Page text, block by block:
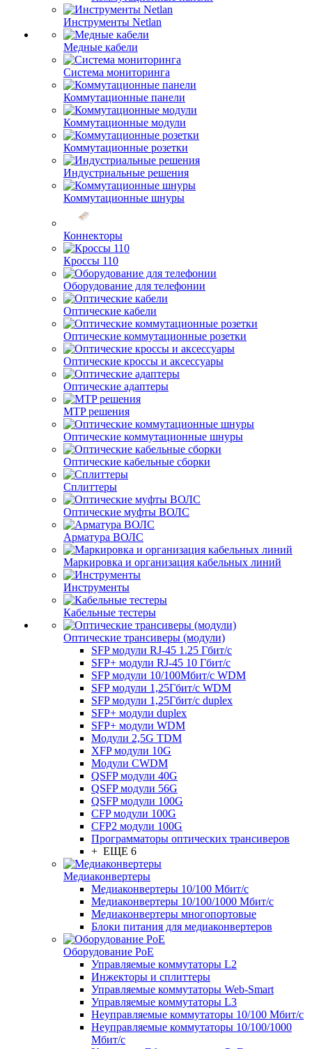
Инструменты Netlan
Медные кабели
Система мониторинга
Коммутационные панели
Коммутационные модули
Коммутационные розетки
Индустриальные решения
Коммутационные шнуры
Коннекторы
Кроссы 110
Оборудование для телефонии
Оптические кабели
Оптические коммутационные розетки
Оптические кроссы и аксессуары
Оптические адаптеры
MTP решения
Оптические коммутационные шнуры
Оптические кабельные сборки
Сплиттеры
Оптические муфты ВОЛС
Арматура ВОЛС
Маркировка и организация кабельных линий
Инструменты
Кабельные тестеры
Оптические трансиверы (модули)
SFP модули RJ-45 1.25 Гбит/c
SFP+ модули RJ-45 10 Гбит/c
SFP модули 10/100Мбит/с WDM
SFP модули 1,25Гбит/с WDM
SFP модули 1,25Гбит/с duplex
SFP+ модули duplex
SFP+ модули WDM
Модули 2,5G TDM
XFP модули 10G
Модули CWDM
QSFP модули 40G
QSFP модули 56G
QSFP модули 100G
CFP модули 100G
CFP2 модули 100G
Программаторы оптических трансиверов
+ ЕЩЕ 6
Медиаконвертеры
Медиаконвертеры 10/100 Мбит/с
Медиаконвертеры 10/100/1000 Мбит/c
Медиаконвертеры многопортовые
Блоки питания для медиаконвертеров
Оборудование PoE
Управляемые коммутаторы L2
Инжекторы и сплиттеры
Управляемые коммутаторы Web-Smart
Управляемые коммутаторы L3
Неуправляемые коммутаторы 10/100 Мбит/с
Неуправляемые коммутаторы 10/100/1000
Мбит/с